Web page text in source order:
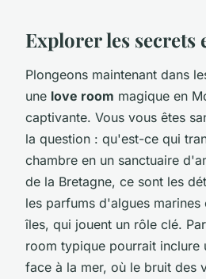
Explorer les secrets
Plongeons maintenant dans
une love room magique en
captivante. Vous vous êtes
la question : qu'est-ce qui
chambre en un sanctuaire
de la Bretagne, ce sont les
les parfums d'algues marines
îles, qui jouent un rôle clé.
room typique pourrait inclure
face à la mer, où le bruit des